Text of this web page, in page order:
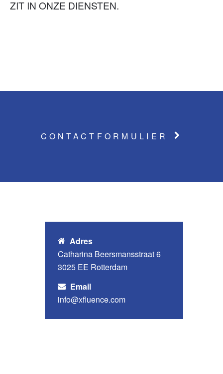
ZIT IN ONZE DIENSTEN.
CONTACTFORMULIER
Adres
Catharina Beersmansstraat 6
3025 EE Rotterdam
Email
info@xfluence.com